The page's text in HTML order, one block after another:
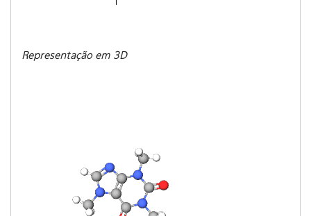
Representação em 3D